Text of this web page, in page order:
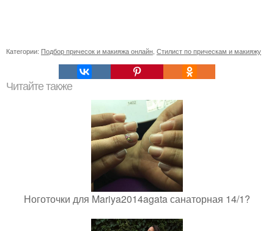
Категории: Подбор причесок и макияжа онлайн Стилист по прическам и макияжу
Читайте также
Ноготочки для Mariya2014agata санаторная 14/1?